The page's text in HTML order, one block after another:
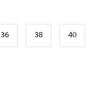
36 38 40